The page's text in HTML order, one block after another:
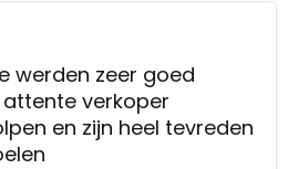
werden zeer goed
verkoper
en zijn heel tevreden